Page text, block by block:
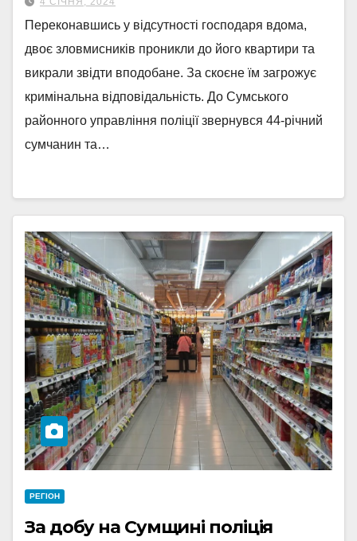
Переконавшись у відсутності господаря вдома,
двоє зловмисників проникли до його квартири та
викрали звідти вподобане. За скоєне їм загрожує
кримінальна відповідальність. До Сумського
районного управління поліції звернувся 44-річний
сумчанин та…
РЕГІОН
За добу на Сумщині поліція